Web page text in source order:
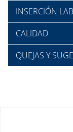
INSERCIÓN
CALIDAD
QUEJAS Y